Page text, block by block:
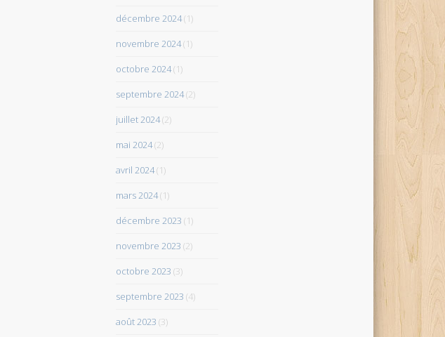
décembre 2024(1)
novembre 2024(1)
octobre 2024(1)
septembre 2024(2)
juillet 2024(2)
mai 2024(2)
avril 2024(1)
mars 2024(1)
décembre 2023 (1)
novembre 2023 (2)
octobre 2023 (3)
septembre 2023 (4)
août 2023 (3)